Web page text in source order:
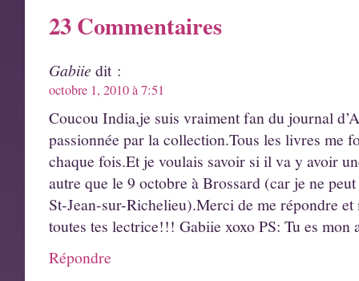
23 Commentaires
Gabiie dit :
octobre 1, 2010 à 7:51
Coucou India,je suis vraiment fan du journal
passionnée par la collection.Tous les livres me
chaque fois.Et je voulais savoir si il va y avoir
autre que le 9 octobre à Brossard (car je ne
St-Jean-sur-Richelieu).Merci de me répondre
toutes tes lectrice!!! Gabiie xoxo PS: Tu es mon
Répondre